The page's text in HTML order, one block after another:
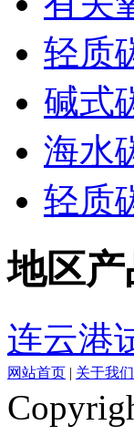
轻质
碱式
海水
轻质
地区产
连云港
网站首页 | 关于我们